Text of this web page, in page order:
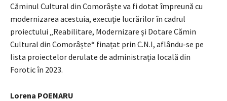
Căminul Cultural din Comorâște va fi dotat împreună cu
modernizarea acestuia, execuție lucrărilor în cadrul
proiectului „Reabilitare, Modernizare și Dotare Cămin
Cultural din Comorâște“ finațat prin C.N.I, aflându-se pe
lista proiectelor derulate de administrația locală din
Forotic în 2023.
Lorena POENARU